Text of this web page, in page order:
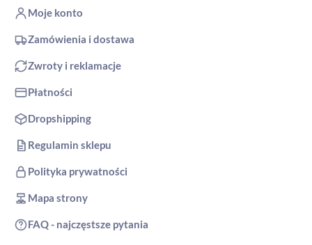
Moje konto
Zamówienia i dostawa
Zwroty i reklamacje
Płatności
Dropshipping
Regulamin sklepu
Polityka prywatności
Mapa strony
FAQ - najczęstsze pytania